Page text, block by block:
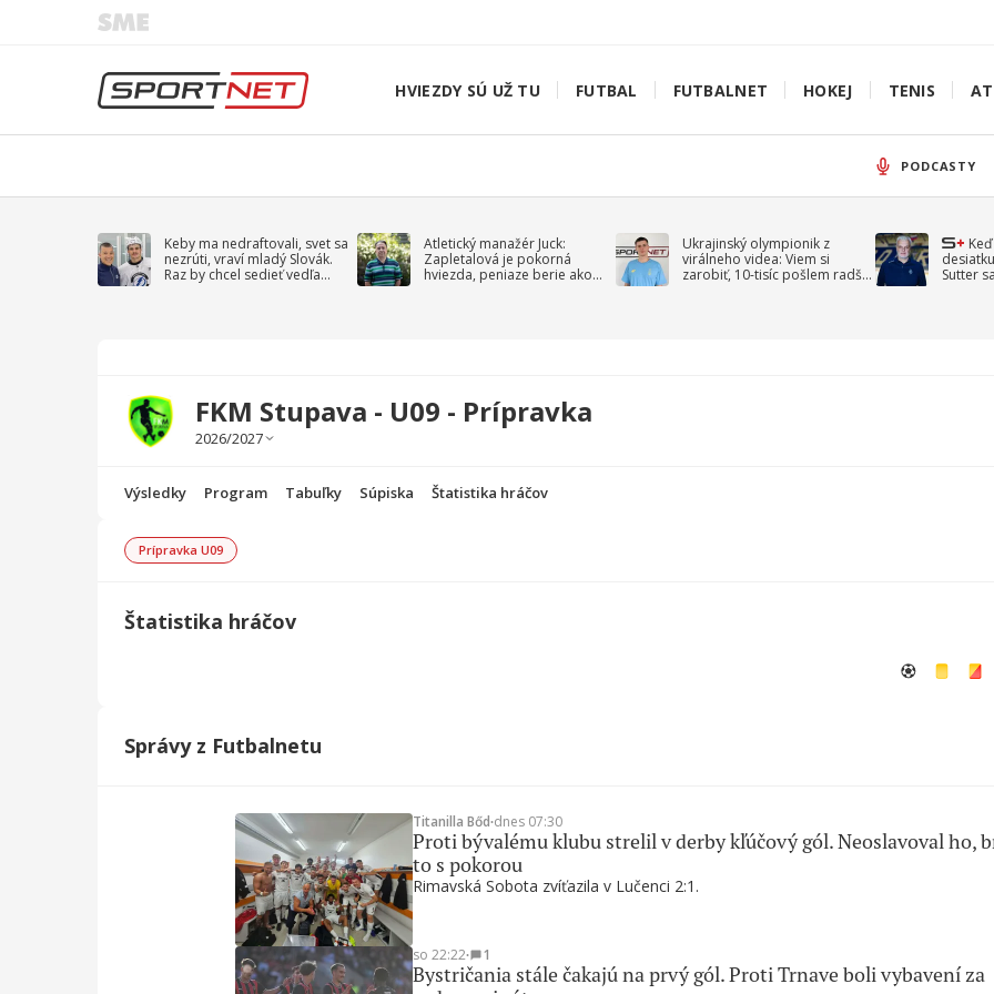
HVIEZDY SÚ UŽ TU FUTBAL FUTBALNET HOKEJ TENIS
PODCASTY
Keby ma nedraftovali, svet sa
nezrúti, vraví mladý Slovák.
Raz by chcel sedieť vedľa
Atletický manažér Juck:
Zapletalová je pokorná
hviezda, peniaze berie ako
Ukrajinský olympionik z
virálneho videa: Viem si
zarobiť, 10-tisíc pošlem radšej
Sutter
FKM Stupava - U09 - Prípravka
Výsledky Program Tabuľky Súpiska Štatistika hráčov
Prípravka U09
Štatistika hráčov
Správy z Futbalnetu
Rimavská Sobota zvíťazila v Lučenci 2:1.
Proti bývalému klubu strelil v derby kľúčový gól. Neoslavoval ho,
to s pokorou
Titanilla Bőd∙dnes 07:30
Bystričania stále čakajú na prvý gól. Proti Trnave boli vybavení za
so 22:22∙ 1